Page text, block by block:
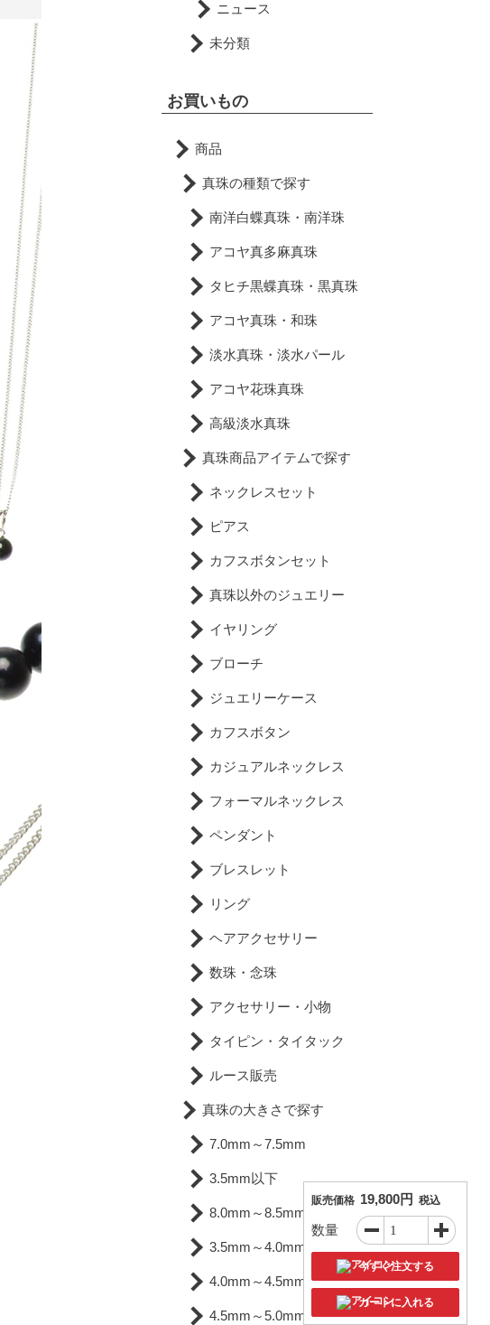
ニュース
未分類
お買いもの
商品
真珠の種類で探す
南洋白蝶真珠・南洋珠
アコヤ真多麻真珠
タヒチ黒蝶真珠・黒真珠
アコヤ真珠・和珠
淡水真珠・淡水パール
アコヤ花珠真珠
高級淡水真珠
真珠商品アイテムで探す
ネックレスセット
ピアス
カフスボタンセット
真珠以外のジュエリー
イヤリング
ブローチ
ジュエリーケース
カフスボタン
カジュアルネックレス
フォーマルネックレス
ペンダント
ブレスレット
リング
ヘアアクセサリー
数珠・念珠
アクセサリー・小物
タイピン・タイタック
ルース販売
真珠の大きさで探す
7.0mm～7.5mm
3.5mm以下
8.0mm～8.5mm
3.5mm～4.0mm
4.0mm～4.5mm
4.5mm～5.0mm
販売価格 19,800円 税込
数量
今すぐ注文する
カートに入れる